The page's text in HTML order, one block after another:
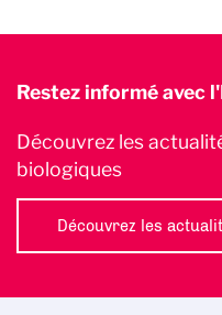
Restez informé avec
Découvrez les
biologiques
Découvrez les